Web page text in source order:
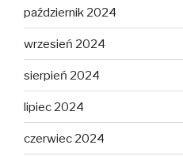
październik 2024
wrzesień 2024
sierpień 2024
lipiec 2024
czerwiec 2024